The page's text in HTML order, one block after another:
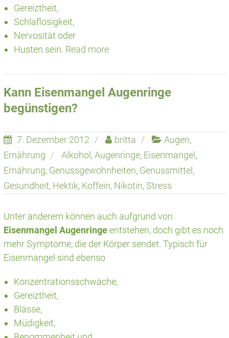
Gereiztheit,
Schlaflosigkeit,
Nervosität oder
Husten sein. Read more
Kann Eisenmangel Augenringe
begünstigen?
7. Dezember 2012 britta Augen,
Ernährung
Alkohol ,Augenringe, Eisenmangel ,
Ernährung, Genussgewohnheiten, Genussmittel ,
Gesundheit, Hektik, Koffein, Nikotin, Stress
Unter anderem können auch aufgrund von
Eisenmangel Augenringeentstehen, doch gibt es noch
mehr Symptome, die der Körper sendet. Typisch für
Eisenmangel sind ebenso
Konzentrationsschwäche,
Gereiztheit,
Blässe,
Müdigkeit,